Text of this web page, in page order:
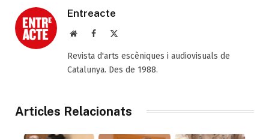
Entreacte
Web Facebook
Revista d'arts escèniques i audiovisuals de
Catalunya. Des de 1988.
Articles Relacionats